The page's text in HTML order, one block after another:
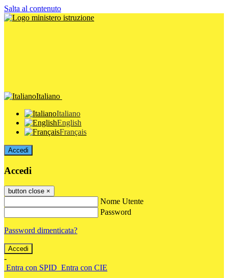
Salta al contenuto
Italiano
Italiano
English
Français
Accedi
Accedi
button close ×
Nome Utente
Password
Password dimenticata?
-
Entra con SPID Entra con CIE